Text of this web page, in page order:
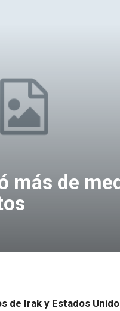
más de
Irak y Estados